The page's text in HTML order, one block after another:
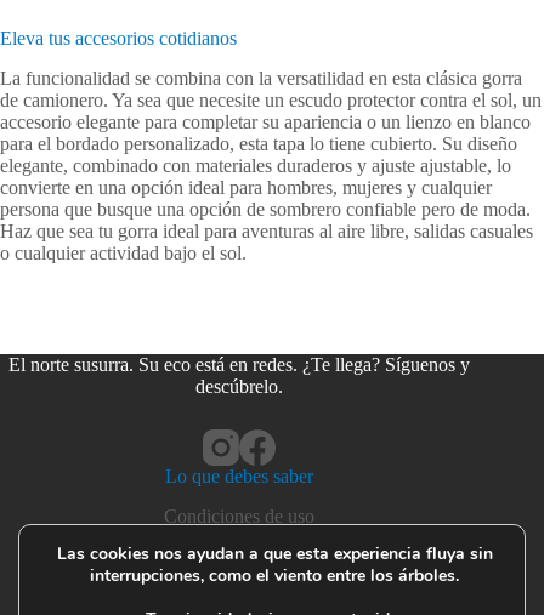
Eleva tus accesorios cotidianos
La funcionalidad se combina con la versatilidad en esta clásica gorra
de camionero. Ya sea que necesite un escudo protector contra el sol, un
accesorio elegante para completar su apariencia o un lienzo en blanco
para el bordado personalizado, esta tapa lo tiene cubierto. Su diseño
elegante, combinado con materiales duraderos y ajuste ajustable, lo
convierte en una opción ideal para hombres, mujeres y cualquier
persona que busque una opción de sombrero confiable pero de moda.
Haz que sea tu gorra ideal para aventuras al aire libre, salidas casuales
o cualquier actividad bajo el sol.
El norte susurra. Su eco está en redes. ¿Te llega? Síguenos y
descúbrelo.
Lo que debes saber
Condiciones de uso
Devoluciones y garantías
Las cookies nos ayudan a que esta experiencia fluya sin
interrupciones, como el viento entre los árboles.